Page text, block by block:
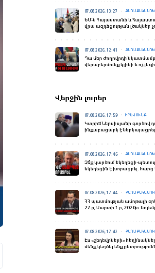
07.08.2026, 13:27
ԵՄ-ն Հայաստանի և
վրա ազդեցության լծակներ
07.08.2026, 12:41
Դա մեր ժողովրդի
վերաբերմունք կլինի և ոչ
Վերջին լուրեր
07.08.2026, 17:59 ԻՐԱՎՈՒՆՔ
Կտրիճ Ներսիսյանի գործով
ինքաբացարկ է
07.08.2026, 17:46
Չե՞ք կարծում եկեղեցի-
եկեղեցին է խորացրել. հարց
07.08.2026, 17:44
ՀՀ պատմության ամոթալի
27-ը, Մարտի 1-ը, 2020թ.
07.08.2026, 17:42
Էս «շեդեվրների»
մենք կեղծել ենք